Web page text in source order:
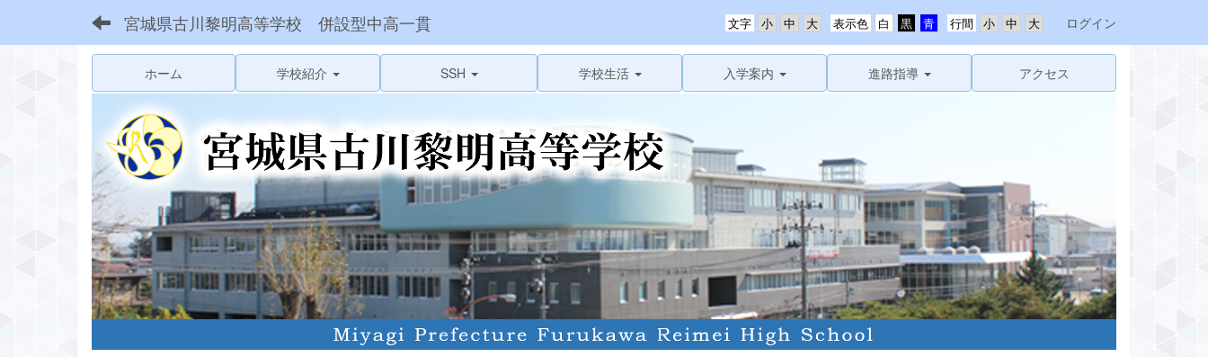
宮城県古川黎明高等学校 併設型中高一貫 行間
表示色
文字 ログイン
ホーム 学校紹介 SSH 学校生活 入学案内 進路指導 アクセス